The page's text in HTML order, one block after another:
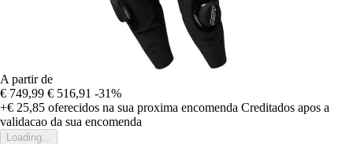
A partir de
€ 749,99 € 516,91 -31%
+€ 25,85 oferecidos na sua proxima encomenda Creditados apos a
validacao da sua encomenda
Loading...